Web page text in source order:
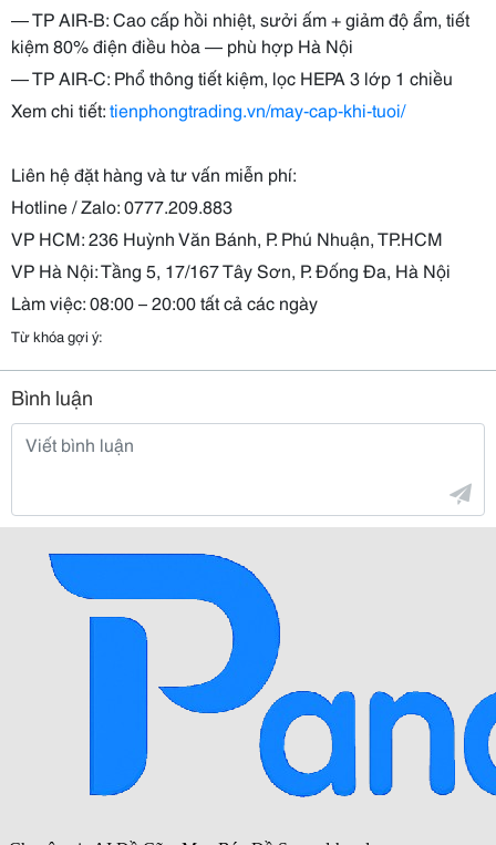
— TP AIR-B: Cao cấp hồi nhiệt, sưởi ấm + giảm độ ẩm, tiết
kiệm 80% điện điều hòa — phù hợp Hà Nội
— TP AIR-C: Phổ thông tiết kiệm, lọc HEPA 3 lớp 1 chiều
Xem chi tiết:tienphongtrading.vn/may-cap-khi-tuoi/
Liên hệ đặt hàng và tư vấn miễn phí:
Hotline / Zalo: 0777.209.883
VP HCM: 236 Huỳnh Văn Bánh, P. Phú Nhuận, TP.HCM
VP Hà Nội: Tầng 5, 17/167 Tây Sơn, P. Đống Đa, Hà Nội
Làm việc: 08:00 – 20:00 tất cả các ngày
Từ khóa gợi ý:
Bình luận